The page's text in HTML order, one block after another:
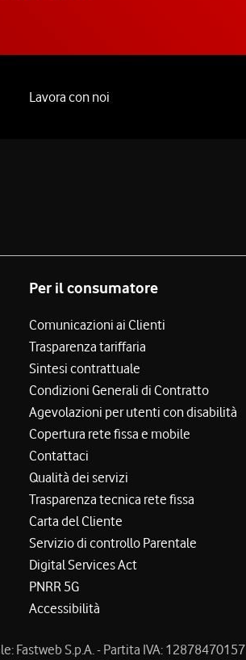
Lavora con noi
Per il consumatore
Comunicazioni ai Clienti
Trasparenza tariffaria
Sintesi contrattuale
Condizioni Generali di Contratto
Agevolazioni per utenti con disabilità
Copertura rete fissa e mobile
Contattaci
Qualità dei servizi
Trasparenza tecnica rete fissa
Carta del Cliente
Servizio di controllo Parentale
Digital Services Act
PNRR 5G
Accessibilità
Fastweb S.p.A. - Partita IVA: 12878470157